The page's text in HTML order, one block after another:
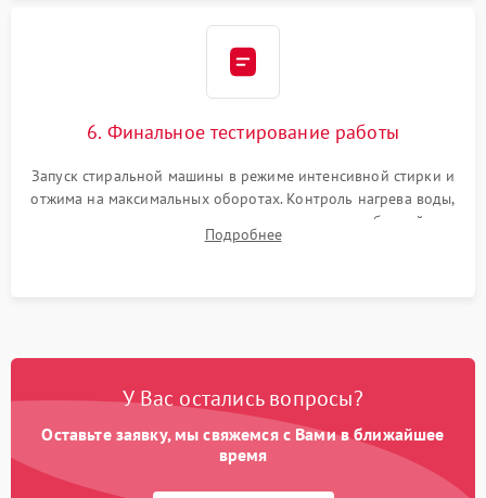
6. Финальное тестирование работы
Запуск стиральной машины в режиме интенсивной стирки и
отжима на максимальных оборотах. Контроль нагрева воды,
корректности слива, отсутствия излишних вибраций,
посторонних стуков и протечек под корпусом.
Подробнее
У Вас остались вопросы?
Оставьте заявку, мы свяжемся с Вами в ближайшее
время